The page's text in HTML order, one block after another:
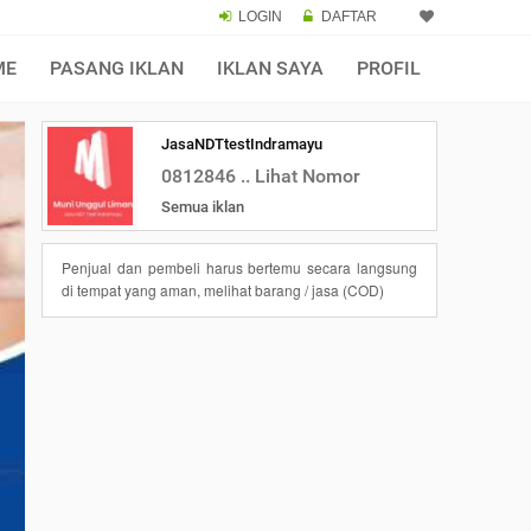
LOGIN DAFTAR
PASANG IKLAN IKLAN SAYA PROFIL
JasaNDTtestIndramayu
0812846 .. Lihat Nomor
Semua iklan
Penjual dan pembeli harus bertemu secara langsung
di tempat yang aman, melihat barang / jasa (COD)